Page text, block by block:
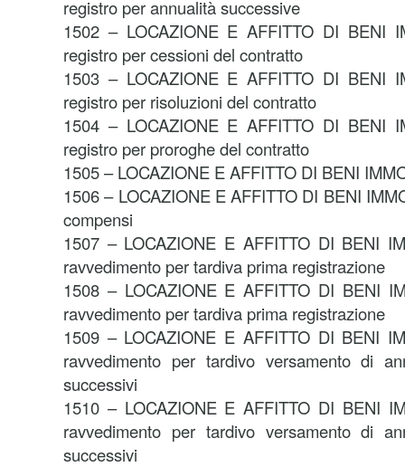
registro per annualità successive
1502 – LOCAZIONE E AFFITTO DI BENI
registro per cessioni del contratto
1503 – LOCAZIONE E AFFITTO DI BENI
registro per risoluzioni del contratto
1504 – LOCAZIONE E AFFITTO DI BENI
registro per proroghe del contratto
1505 – LOCAZIONE E AFFITTO DI BENI
1506 – LOCAZIONE E AFFITTO DI BENI
compensi
1507 – LOCAZIONE E AFFITTO DI BENI
ravvedimento per tardiva prima registrazione
1508 – LOCAZIONE E AFFITTO DI BENI
ravvedimento per tardiva prima registrazione
1509 – LOCAZIONE E AFFITTO DI BENI
ravvedimento per tardivo versamento di
successivi
1510 – LOCAZIONE E AFFITTO DI BENI
ravvedimento per tardivo versamento di
successivi